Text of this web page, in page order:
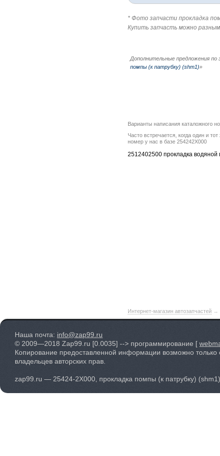
* Фото запчасти прокладка
Купить запчасть можно
Дополнительные предложения
помпы (к патрубку) (shm1)»
Варианты написания каталожного
Часто встречается, когда один и
номер у нас в базе 254242X000
2512402500 прокладка
Интернет-магазин автозапчастей →
Наша почта: info@zap99.ru
© 2009—2018 Zap99.ru [0.0035] --> программирование [
Копирование предоставленной информации возможно только
владельцев авторских прав.
zap99.ru — 25424-2X000, прокладка помпы (к патрубку) (shm1)